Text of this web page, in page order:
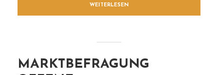
WEITERLESEN
MARKTBEFRAGUNG